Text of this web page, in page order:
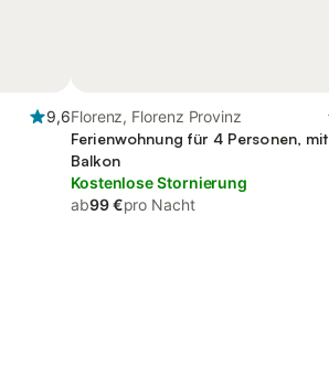
9,6Florenz, Florenz Provinz
Ferienwohnung für 4 Personen, mit
Balkon
Kostenlose Stornierung
ab99 €pro Nacht